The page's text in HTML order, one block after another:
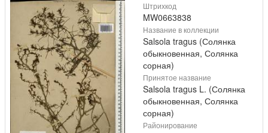
Штрихкод
MW0663838
Название в коллекции
Salsola tragus (Солянка
обыкновенная, Солянка
сорная)
Принятое название
Salsola tragus L. (Солянка
обыкновенная, Солянка
сорная)
Районирование